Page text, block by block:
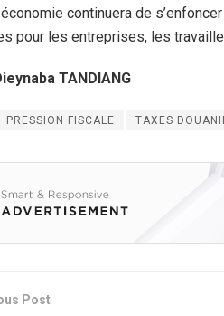
continuera de
pour les entreprises, les
TANDIANG
PRESSION FISCALE TAXES
Post